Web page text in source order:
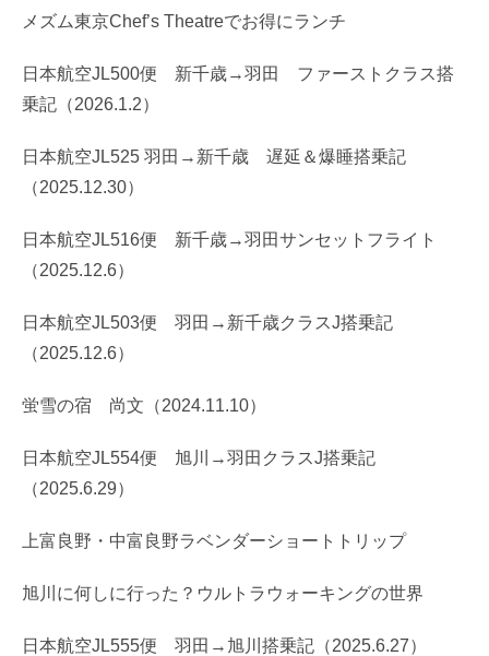
メズム東京Chef’s Theatreでお得にランチ
日本航空JL500便 新千歳→羽田 ファーストクラス搭
乗記（2026.1.2）
日本航空JL525 羽田→新千歳 遅延＆爆睡搭乗記
（2025.12.30）
日本航空JL516便 新千歳→羽田サンセットフライト
（2025.12.6）
日本航空JL503便 羽田→新千歳クラスJ搭乗記
（2025.12.6）
蛍雪の宿 尚文（2024.11.10）
日本航空JL554便 旭川→羽田クラスJ搭乗記
（2025.6.29）
上富良野・中富良野ラベンダーショートトリップ
旭川に何しに行った？ウルトラウォーキングの世界
日本航空JL555便 羽田→旭川搭乗記（2025.6.27）